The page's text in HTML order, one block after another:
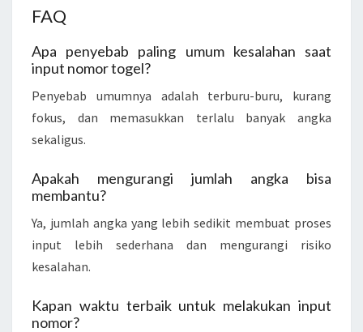
FAQ
Apa penyebab paling umum kesalahan saat
input nomor togel?
Penyebab umumnya adalah terburu-buru, kurang
fokus, dan memasukkan terlalu banyak angka
sekaligus.
Apakah mengurangi jumlah angka bisa
membantu?
Ya, jumlah angka yang lebih sedikit membuat proses
input lebih sederhana dan mengurangi risiko
kesalahan.
Kapan waktu terbaik untuk melakukan input
nomor?